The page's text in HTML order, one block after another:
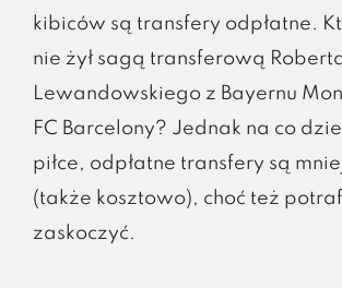
kibiców są transfery odpłatne.
nie żył sagą transferową
Lewandowskiego z Bayernu
FC Barcelony? Jednak na co
piłce, odpłatne transfery są
(także kosztowo), choć też
zaskoczyć.